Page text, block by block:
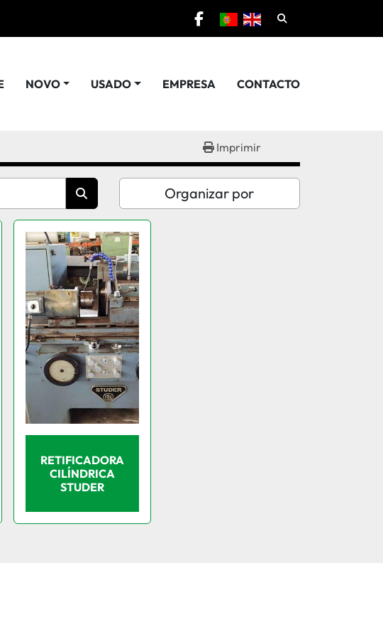
facebook Pesquisar
NOVO USADO EMPRESA CONTACTO
Imprimir
Organizar por
RETIFICADORA
CILÍNDRICA
STUDER